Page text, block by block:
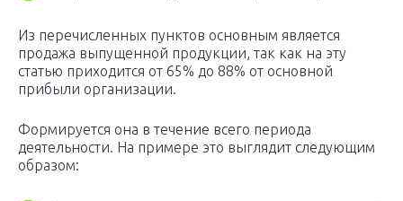
Из перечисленных пунктов основным является
продажа выпущенной продукции, так как на эту
статью приходится от 65% до 88% от основной
прибыли организации.
Формируется она в течение всего периода
деятельности. На примере это выглядит следующим
образом: